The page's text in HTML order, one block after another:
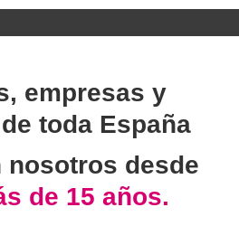
empresas y
toda España
nosotros desde
de 15 años.